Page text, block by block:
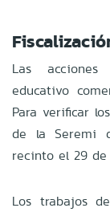
Las
educativo
Para verificar
de la Seremi
recinto el 29
Los trabajos